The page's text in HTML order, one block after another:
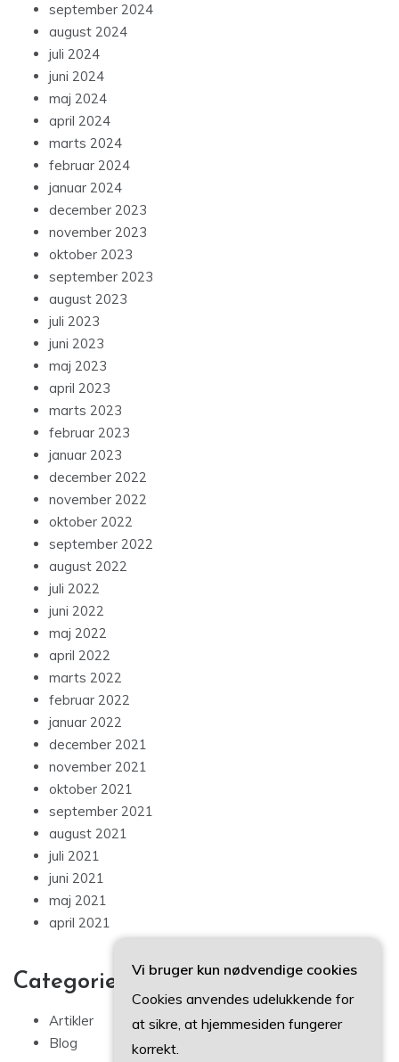
september 2024
august 2024
juli 2024
juni 2024
maj 2024
april 2024
marts 2024
februar 2024
januar 2024
december 2023
november 2023
oktober 2023
september 2023
august 2023
juli 2023
juni 2023
maj 2023
april 2023
marts 2023
februar 2023
januar 2023
december 2022
november 2022
oktober 2022
september 2022
august 2022
juli 2022
juni 2022
maj 2022
april 2022
marts 2022
februar 2022
januar 2022
december 2021
november 2021
oktober 2021
september 2021
august 2021
juli 2021
juni 2021
maj 2021
april 2021
Categories
Artikler
Blog
Vi bruger kun nødvendige cookies
Cookies anvendes udelukkende for
at sikre, at hjemmesiden fungerer
korrekt.